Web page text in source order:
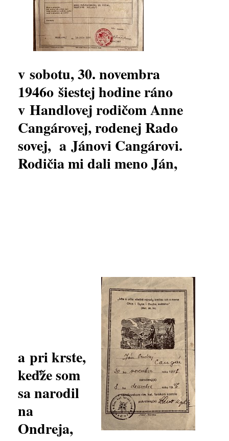
v sobotu, 30. novembra
1946o šiestej hodine ráno
v Handlovej rodičom Anne
Cangárovej, rodenej Rado
sovej, a Jánovi Cangárovi.
Rodičia mi dali meno Ján,
a pri krste,
keďže som
sa narodil
na
Ondreja,